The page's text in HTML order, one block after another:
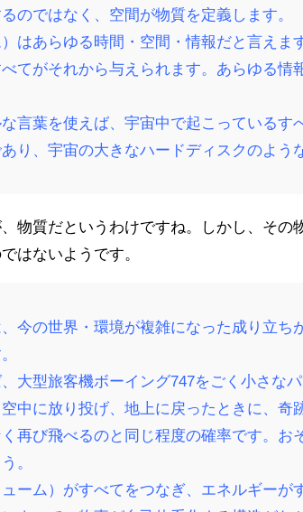
のではなく、空間が物質を定義します。
はあらゆる時間・空間・情報だと言えま
てがそれから与えられます。あらゆる情
言葉を使えば、宇宙中で起こっているす
り、宇宙の大きなハードディスクのよう
物質だというわけですね。しかし、その
はないようです。
今の世界・環境が複雑になった成り立ち
大型旅客機ボーイング747をごく小さな
中に放り投げ、地上に戻ったときに、奇
再び飛べるのと同じ程度の確率です。お
。
ーム）がすべてをつなぎ、エネルギーが